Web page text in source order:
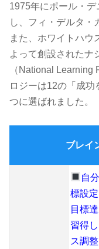
1975年にポール・
し、フィ・デルタ・
また、ホワイトハウ
よって創設された
（National Learning
ロジーは12の「成
つに選ばれました。
ブレイ
自
標設定
目標
習得
ス調整